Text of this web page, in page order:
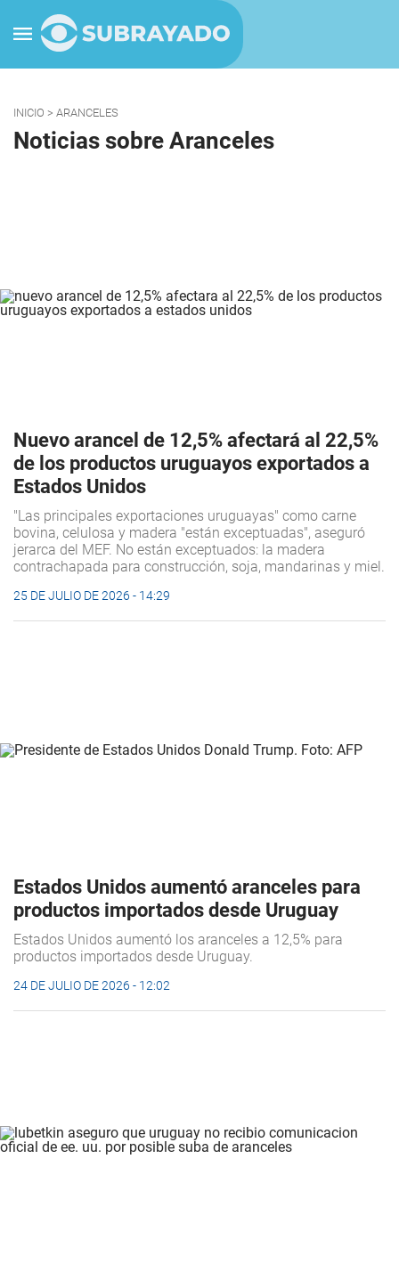
INICIO > ARANCELES
Noticias sobre Aranceles
Nuevo arancel de 12,5% afectará al 22,5%
de los productos uruguayos exportados a
Estados Unidos
"Las principales exportaciones uruguayas" como carne
bovina, celulosa y madera "están exceptuadas", aseguró
jerarca del MEF. No están exceptuados: la madera
contrachapada para construcción, soja, mandarinas y miel.
25 DE JULIO DE 2026 - 14:29
Estados Unidos aumentó aranceles para
productos importados desde Uruguay
Estados Unidos aumentó los aranceles a 12,5% para
productos importados desde Uruguay.
24 DE JULIO DE 2026 - 12:02